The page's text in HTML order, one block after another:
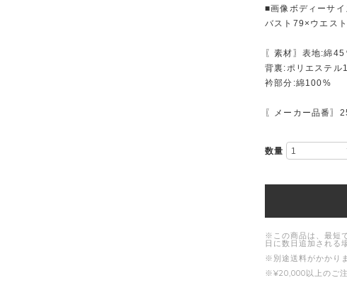
■画像ボディーサイ
バスト79×ウエス
〖素材〗表地:綿
背裏:ポリエステル
衿部分:綿100%
〖メーカー品番〗
数量
※この商品は、最短
日に数日追加される
※別途送料がかかりま
※¥20,000以上のご注